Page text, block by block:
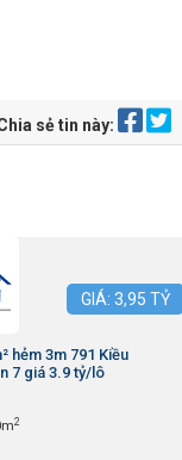
sẻ tin này:
GIÁ: 3,95 TỶ
hẻm 3m 791 Kiều
7 giá 3.9 tỷ/lô
2